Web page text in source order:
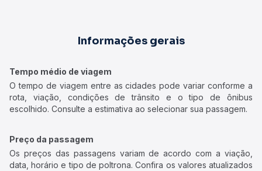
Informações gerais
Tempo médio de viagem
O tempo de viagem entre as cidades pode variar conforme a
rota, viação, condições de trânsito e o tipo de ônibus
escolhido. Consulte a estimativa ao selecionar sua passagem.
Preço da passagem
Os preços das passagens variam de acordo com a viação,
data, horário e tipo de poltrona. Confira os valores atualizados